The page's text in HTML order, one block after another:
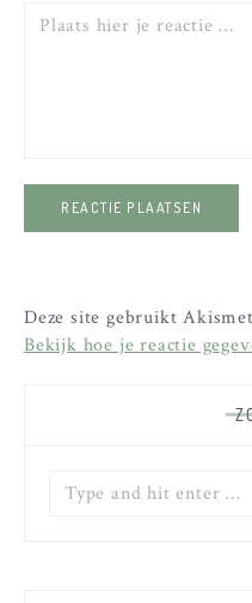
Reactie
Deze site gebruikt
Bekijk hoe je reactie